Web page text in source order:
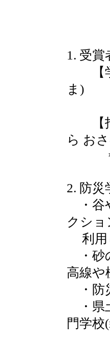
1. 受賞
【学
ま)
【指
ら お
＊肩
2. 防災
・谷
クショ
利用
・砂
高線や
・防
・県
門学校